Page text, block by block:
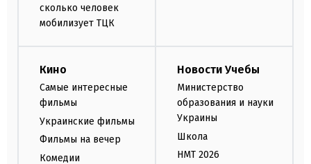
сколько человек
мобилизует ТЦК
Кино
Самые интересные
фильмы
Украинские фильмы
Фильмы на вечер
Комедии
Новости Учебы
Министерство
образования и науки
Украины
Школа
НМТ 2026